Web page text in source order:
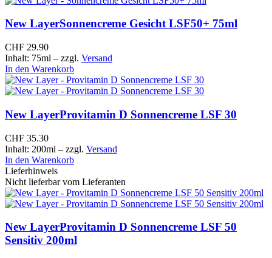
New LayerSonnencreme Gesicht LSF50+ 75ml
CHF 29.90
Inhalt: 75ml – zzgl. Versand
In den Warenkorb
New LayerProvitamin D Sonnencreme LSF 30
CHF 35.30
Inhalt: 200ml – zzgl. Versand
In den Warenkorb
Lieferhinweis
Nicht lieferbar vom Lieferanten
New LayerProvitamin D Sonnencreme LSF 50
Sensitiv 200ml